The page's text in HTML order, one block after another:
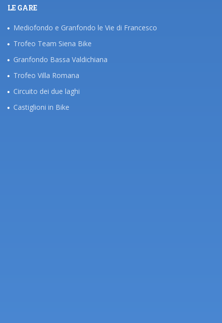
LE GARE
Mediofondo e Granfondo le Vie di Francesco
Trofeo Team Siena Bike
Granfondo Bassa Valdichiana
Trofeo Villa Romana
Circuito dei due laghi
Castiglioni in Bike